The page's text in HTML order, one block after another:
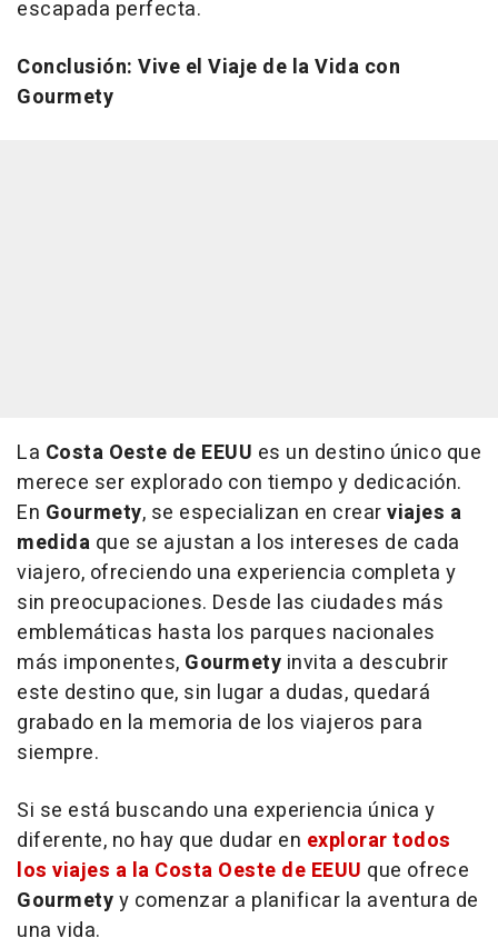
escapada perfecta.
Conclusión: Vive el Viaje de la Vida con
Gourmety
La Costa Oeste de EEUU es un destino único que
merece ser explorado con tiempo y dedicación.
En Gourmety, se especializan en crearviajes a
medida que se ajustan a los intereses de cada
viajero, ofreciendo una experiencia completa y
sin preocupaciones. Desde las ciudades más
emblemáticas hasta los parques nacionales
más imponentes, Gourmety invita a descubrir
este destino que, sin lugar a dudas, quedará
grabado en la memoria de los viajeros para
siempre.
Si se está buscando una experiencia única y
diferente, no hay que dudar en explorar todos
los viajes a la Costa Oeste de EEUU que ofrece
Gourmetyy comenzar a planificar la aventura de
una vida.